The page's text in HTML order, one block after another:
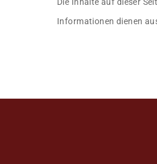
Informationen dienen